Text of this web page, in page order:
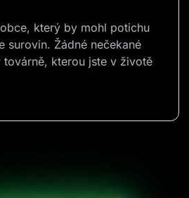
který by mohl potichu
surovin. Žádné nečekané
kterou jste v životě